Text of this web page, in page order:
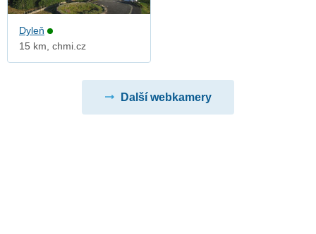
Dyleň
15 km, chmi.cz
Další webkamery